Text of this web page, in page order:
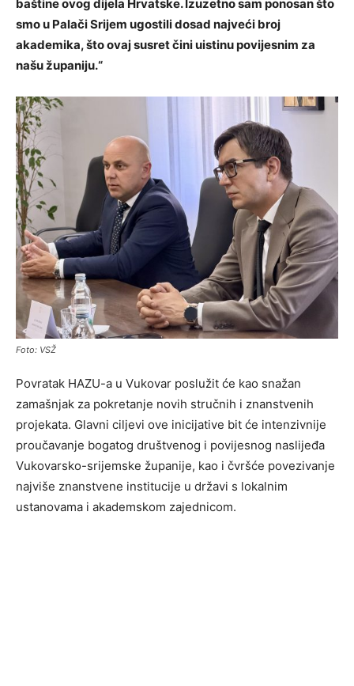
baštine ovog dijela Hrvatske. Izuzetno sam ponosan što
smo u Palači Srijem ugostili dosad najveći broj
akademika, što ovaj susret čini uistinu povijesnim za
našu županiju.“
Foto: VSŽ
Povratak HAZU-a u Vukovar poslužit će kao snažan
zamašnjak za pokretanje novih stručnih i znanstvenih
projekata. Glavni ciljevi ove inicijative bit će intenzivnije
proučavanje bogatog društvenog i povijesnog naslijeđa
Vukovarsko-srijemske županije, kao i čvršće povezivanje
najviše znanstvene institucije u državi s lokalnim
ustanovama i akademskom zajednicom.